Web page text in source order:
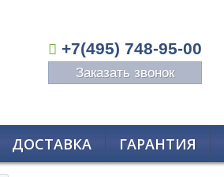
+7(495) 748-95-00
Заказать звонок
ДОСТАВКА ГАРАНТИЯ